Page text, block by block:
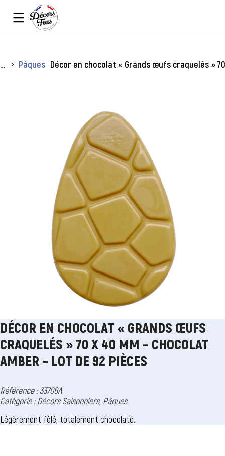
Vous êtes ici :
Pâques Décor en chocolat « Grands œufs craquelés »
DÉCOR EN CHOCOLAT « GRANDS ŒUFS
CRAQUELÉS » 70 X 40 MM – CHOCOLAT
AMBER – LOT DE 92 PIÈCES
Référence : 33706A
Catégorie :Décors Saisonniers, Pâques
Légèrement fêlé, totalement chocolaté.
Panneau de gestion des cookies